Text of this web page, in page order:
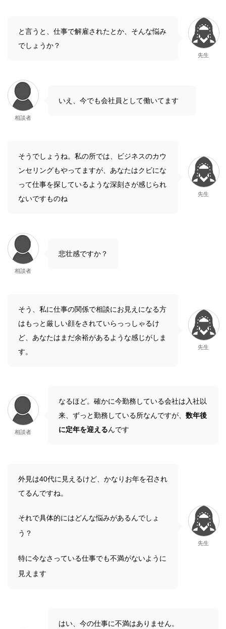
と言うと、仕事で解雇されたとか、そんな悩み
でしょうか？
先生
相談者
いえ、今でも会社員として働いてます
そうでしょうね。私の所では、ビジネスのカウ
ンセリングもやってますが、あなたはクビにな
って仕事を探しているような深刻さが感じられ
ないですものね
先生
相談者
悲壮感ですか？
そう、私に仕事の関係で相談にお見えになる方
はもっと厳しい顔をされていらっっしゃるけ
ど、あなたはまだ余裕があるような感じがしま
す。
先生
相談者
なるほど。確かに今勤務している会社は入社以
来、ずっと勤務している所なんですが、 数年後
に定年を迎えるんです
外見は40代に見えるけど、かなりお年を召され
てるんですね。
それで具体的にはどんな悩みがあるんでしょ
う？
特に今なさっている仕事でも不満がないように
見えます
先生
はい、今の仕事に不満はありません。